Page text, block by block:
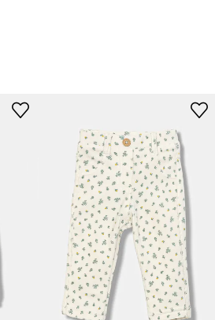
товарів, що виробляються без
метали або шкідливі барвники, які
Крім того, ці вироби безпечні для
дрібних елементів, що несуть
рухів фасон.
талією і застібкою на блискавку та
сідницях.
додаткове місце для
довжині.
регулюванням ширини.